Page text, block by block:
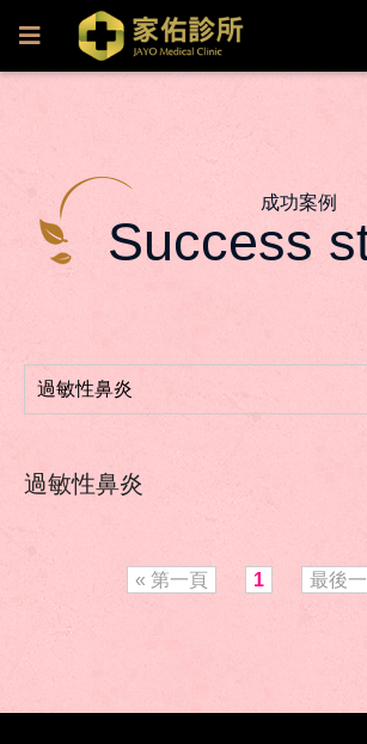
成功案例
Success
過敏性鼻炎
過敏性鼻炎
« 第一頁 1 最後